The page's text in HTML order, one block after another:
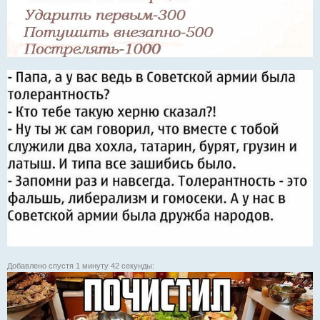
Добавлено спустя 1 минуту 42 секунды: